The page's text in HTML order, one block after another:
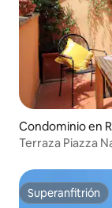
Condominio en
Terraza Piazza
Superanfitrión
Superanfitrión